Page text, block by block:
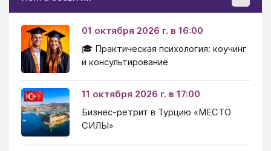
01 октября 2026 г. в 16:00
🎓 Практическая психология: коучинг
и консультирование
11 октября 2026 г. в 17:00
Бизнес-ретрит в Турцию «МЕСТО
СИЛЫ»